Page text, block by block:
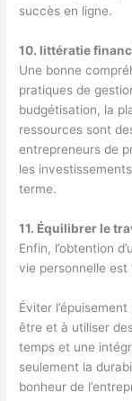
succès en ligne.
10. littératie
Une bonne
pratiques de
budgétisation, la
ressources sont
entrepreneurs de
les
terme.
11. Équilibrer le
Enfin, l’obtention
vie personnelle
Éviter
être et à utiliser
temps et une
seulement la
bonheur de